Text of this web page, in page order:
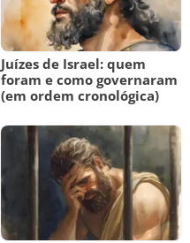
Juízes de Israel: quem
foram e como governaram
(em ordem cronológica)